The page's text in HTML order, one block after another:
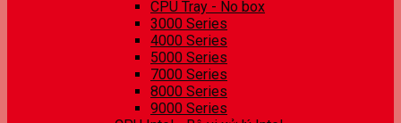
CPU Tray - No box
3000 Series
4000 Series
5000 Series
7000 Series
8000 Series
9000 Series